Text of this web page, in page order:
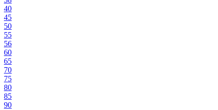
40
45
50
55
56
60
65
70
75
80
85
90